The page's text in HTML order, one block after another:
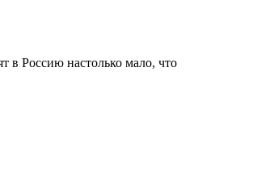
в Россию настолько мало, что